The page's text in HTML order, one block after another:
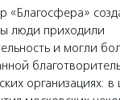
«Благосфера»
люди приходили
и могли
организациях: в